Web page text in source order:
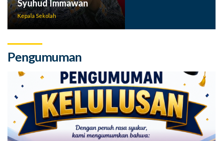
Syuhud Immawan
Kepala Sekolah
Pengumuman